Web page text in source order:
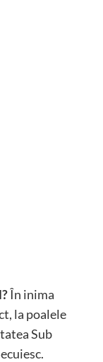
În inima
la poalele
Sub